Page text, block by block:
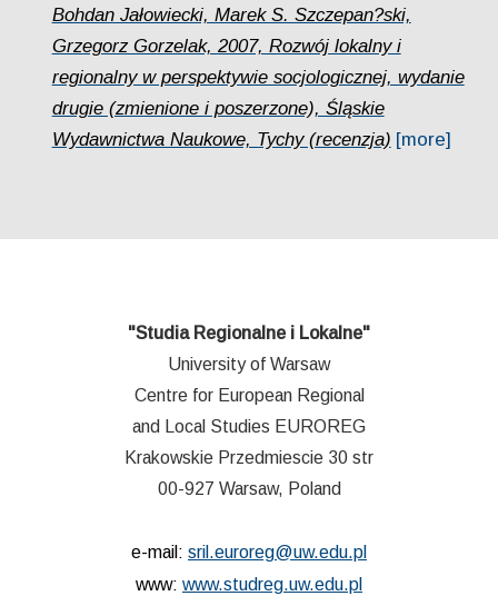
Bohdan Jałowiecki, Marek S. Szczepan?ski,
Grzegorz Gorzelak, 2007, Rozwój lokalny i
regionalny w perspektywie socjologicznej, wydanie
drugie (zmienione i poszerzone), Śląskie
Wydawnictwa Naukowe, Tychy (recenzja) [more]
"Studia Regionalne i Lokalne"
University of Warsaw
Centre for European Regional
and Local Studies EUROREG
Krakowskie Przedmiescie 30 str
00-927 Warsaw, Poland
e-mail: sril.euroreg@uw.edu.pl
www: www.studreg.uw.edu.pl